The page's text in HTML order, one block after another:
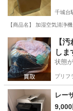
千城台
【商品名】 加湿空気清浄
千葉 千葉市 千城
【
しま
状態
プリフ
レー
9,000